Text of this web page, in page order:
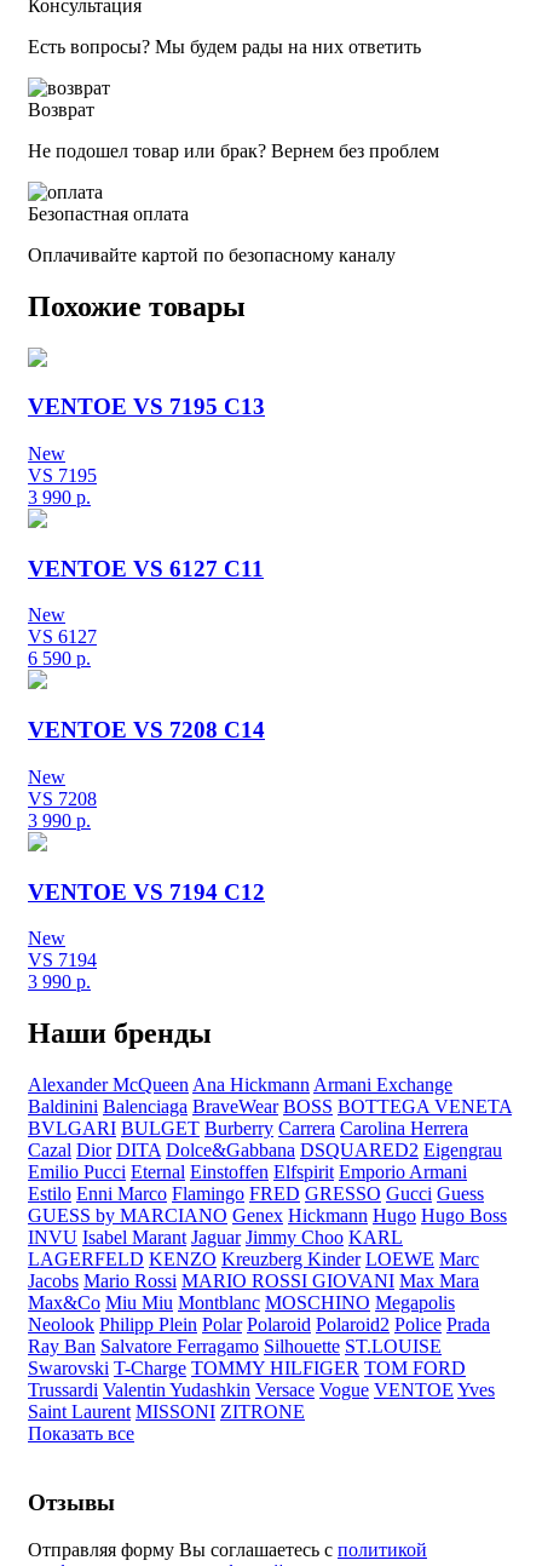
Консультация
Есть вопросы? Мы будем рады на них ответить
Возврат
Не подошел товар или брак? Вернем без проблем
Безопастная оплата
Оплачивайте картой по безопасному каналу
Похожие товары
VENTOE VS 7195 C13
New
VS 7195
3 990 р.
VENTOE VS 6127 C11
New
VS 6127
6 590 р.
VENTOE VS 7208 C14
New
VS 7208
3 990 р.
VENTOE VS 7194 C12
New
VS 7194
3 990 р.
Наши бренды
Alexander McQueen Ana Hickmann Armani Exchange
Baldinini Balenciaga BraveWear BOSS BOTTEGA VENETA
BVLGARI BULGET Burberry Carrera Carolina Herrera
Cazal Dior DITA Dolce&Gabbana DSQUARED2 Eigengrau
Emilio Pucci Eternal Einstoffen Elfspirit Emporio Armani
Estilo Enni Marco Flamingo FRED GRESSO Gucci Guess
GUESS by MARCIANO Genex Hickmann Hugo Hugo Boss
INVU Isabel Marant Jaguar Jimmy Choo KARL
LAGERFELD KENZO Kreuzberg Kinder LOEWE Marc
Jacobs Mario Rossi MARIO ROSSI GIOVANI Max Mara
Max&Co Miu Miu Montblanc MOSCHINO Megapolis
Neolook Philipp Plein Polar Polaroid Polaroid2 Police Prada
Ray Ban Salvatore Ferragamo Silhouette ST.LOUISE
Swarovski T-Charge TOMMY HILFIGER TOM FORD
Trussardi Valentin Yudashkin Versace Vogue VENTOE Yves
Saint Laurent MISSONI ZITRONE
Показать все
Отзывы
Отправляя форму Вы соглашаетесь с политикой